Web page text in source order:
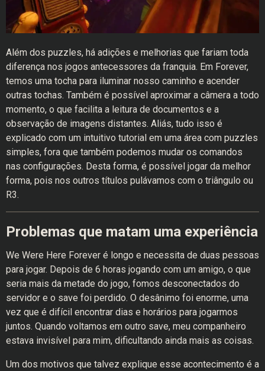
Além dos puzzles, há adições e melhorias que fariam toda
diferença nos jogos antecessores da franquia. Em Forever,
temos uma tocha para iluminar nosso caminho e acender
outras tochas. Também é possível aproximar a câmera a todo
momento, o que facilita a leitura de documentos e a
observação de imagens distantes. Aliás, tudo isso é
explicado com um intuitivo tutorial em uma área com puzzles
simples, fora que também podemos mudar os comandos
nas configurações. Desta forma, é possível jogar da melhor
forma, pois nos outros títulos pulávamos com o triângulo ou
R3.
Problemas que matam uma experiência
We Were Here Forever é longo e necessita de duas pessoas
para jogar. Depois de 6 horas jogando com um amigo, o que
seria mais da metade do jogo, fomos desconectados do
servidor e o save foi perdido. O desânimo foi enorme, uma
vez que é difícil encontrar dias e horários para jogarmos
juntos. Quando voltamos em outro save, meu companheiro
estava invisível para mim, dificultando ainda mais as coisas.
Um dos motivos que talvez explique esse acontecimento é a